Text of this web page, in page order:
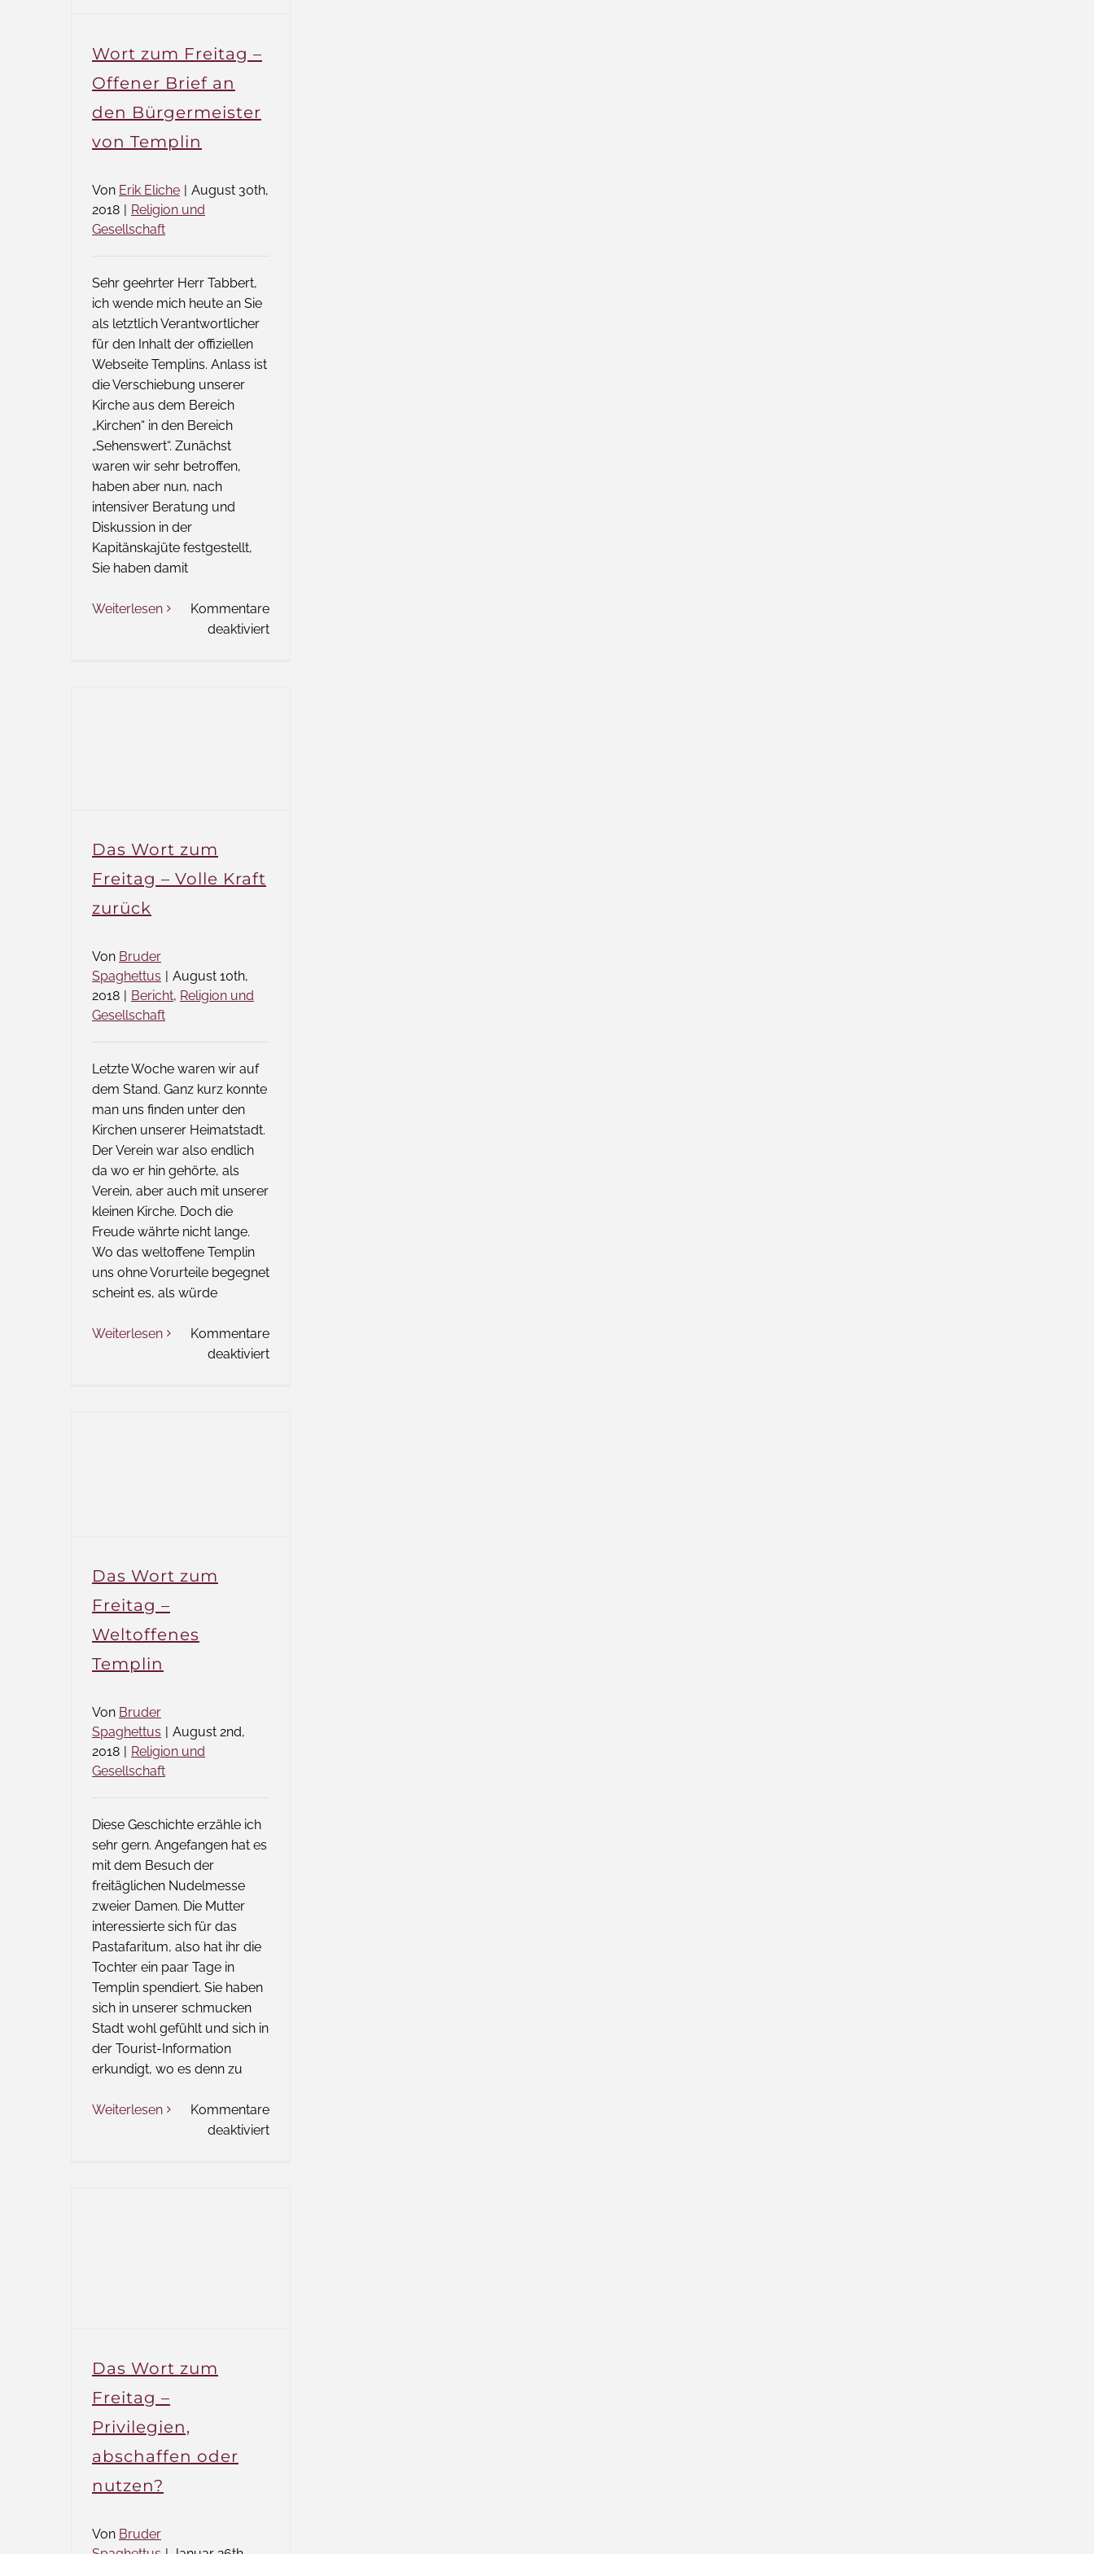
Wort zum Freitag –
Offener Brief an
den Bürgermeister
von Templin
Von Erik Eliche | August 30th,
2018 | Religion und
Gesellschaft
Sehr geehrter Herr Tabbert,
ich wende mich heute an Sie
als letztlich Verantwortlicher
für den Inhalt der offiziellen
Webseite Templins. Anlass ist
die Verschiebung unserer
Kirche aus dem Bereich
„Kirchen“ in den Bereich
„Sehenswert“. Zunächst
waren wir sehr betroffen,
haben aber nun, nach
intensiver Beratung und
Diskussion in der
Kapitänskajüte festgestellt,
Sie haben damit
Weiterlesen
Kommentare
deaktiviertfür
Das Wort zum
Freitag – Volle Kraft
zurück
Von Bruder
Spaghettus | August 10th,
2018 | Bericht, Religion und
Gesellschaft
Letzte Woche waren wir auf
dem Stand. Ganz kurz konnte
man uns finden unter den
Kirchen unserer Heimatstadt.
Der Verein war also endlich
da wo er hin gehörte, als
Verein, aber auch mit unserer
kleinen Kirche. Doch die
Freude währte nicht lange.
Wo das weltoffene Templin
uns ohne Vorurteile begegnet
scheint es, als würde
Weiterlesen
Kommentare
deaktiviertfür
Das Wort zum
Freitag –
Weltoffenes
Templin
Von Bruder
Spaghettus | August 2nd,
2018 | Religion und
Gesellschaft
Diese Geschichte erzähle ich
sehr gern. Angefangen hat es
mit dem Besuch der
freitäglichen Nudelmesse
zweier Damen. Die Mutter
interessierte sich für das
Pastafaritum, also hat ihr die
Tochter ein paar Tage in
Templin spendiert. Sie haben
sich in unserer schmucken
Stadt wohl gefühlt und sich in
der Tourist-Information
erkundigt, wo es denn zu
Weiterlesen
Kommentare
deaktiviertfür
Das Wort zum
Freitag –
Privilegien,
abschaffen oder
nutzen?
Von Bruder